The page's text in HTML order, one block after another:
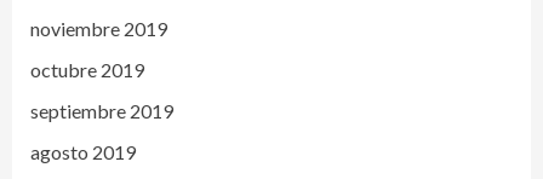
noviembre 2019
octubre 2019
septiembre 2019
agosto 2019